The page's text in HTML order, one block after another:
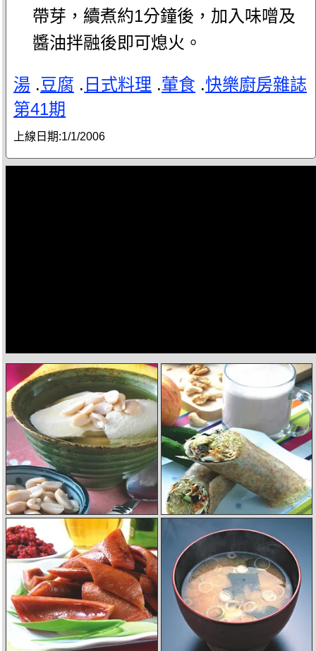
帶芽，續煮約1分鐘後，加入味噌及
醬油拌融後即可熄火。
湯 .豆腐 . 日式料理 .葷食 .快樂廚房雜誌
第41期
上線日期:1/1/2006